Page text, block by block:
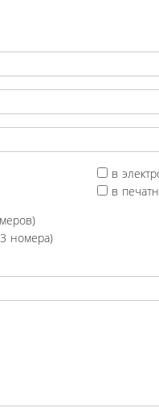
в
в
номера)